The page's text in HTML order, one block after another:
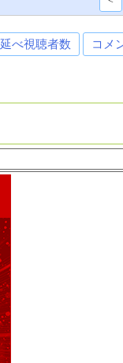
延べ視聴者数 コメ